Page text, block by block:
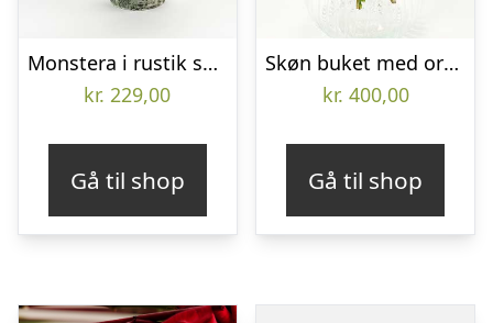
Monstera i rustik skjuler – Send blomster med Bloomit
kr. 229,00
Gå til shop
Skøn buket med orkidé – Send blomster med Bloomit
kr. 400,00
Gå til shop